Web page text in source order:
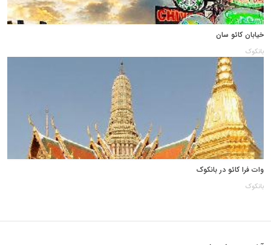
خیابان کائو سان
بانکوک
وات فرا کائو در بانکوک
بانکوک